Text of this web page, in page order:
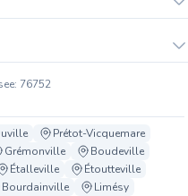
76752
Prétot-Vicquemare
Grémonville
Boudeville
Étalleville
Étoutteville
Bourdainville Limésy